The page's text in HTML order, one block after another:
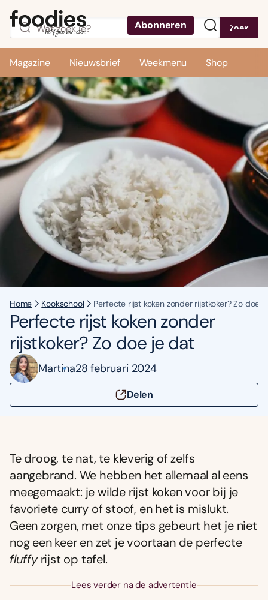
Abonneren Zoek
Magazine Nieuwsbrief Weekmenu Shop
Home Kookschool Perfecte rijst koken zonder rijstkoker? Zo doe
Perfecte rijst koken zonder
rijstkoker? Zo doe je dat
Martina28 februari 2024
Delen
Te droog, te nat, te kleverig of zelfs
aangebrand. We hebben het allemaal al eens
meegemaakt: je wilde rijst koken voor bij je
favoriete curry of stoof, en het is mislukt.
Geen zorgen, met onze tips gebeurt het je niet
nog een keer en zet je voortaan de perfecte
fluffyrijst op tafel.
Lees verder na de advertentie